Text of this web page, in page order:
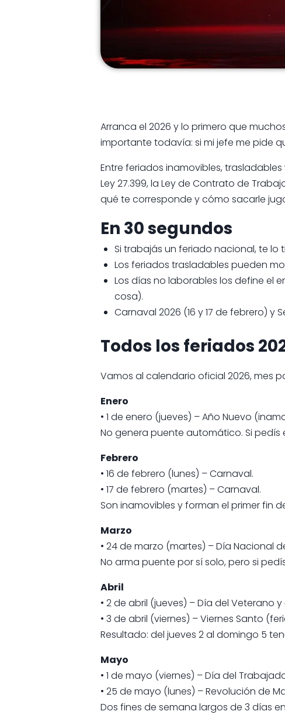
Arranca el 2026 y lo primero que
importante todavía: si mi jefe me pide
Entre feriados inamovibles,
Ley 27.399, la Ley de Contrato de
qué te corresponde y cómo sacarle
En 30 segundos
Si trabajás un feriado nacional, te lo
Los feriados trasladables pueden
Los días no laborables los define el
cosa).
Carnaval 2026 (16 y 17 de febrero)
Todos los feriados
Vamos al calendario oficial 2026, mes
Enero
• 1 de enero (jueves) – Año Nuevo
No genera puente automático. Si
Febrero
• 16 de febrero (lunes) – Carnaval.
• 17 de febrero (martes) – Carnaval.
Son inamovibles y forman el primer fin
Marzo
• 24 de marzo (martes) – Día Nacional
No arma puente por sí solo, pero si
Abril
• 2 de abril (jueves) – Día del Veterano
• 3 de abril (viernes) – Viernes Santo
Resultado: del jueves 2 al domingo 5
Mayo
• 1 de mayo (viernes) – Día del
• 25 de mayo (lunes) – Revolución de
Dos fines de semana largos de 3 días